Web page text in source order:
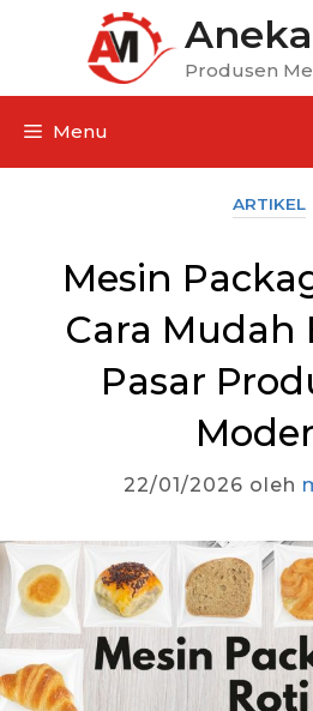
Produsen
Menu
ARTIKEL
Mesin
Cara Mudah
Pasar
22/01/2026 oleh